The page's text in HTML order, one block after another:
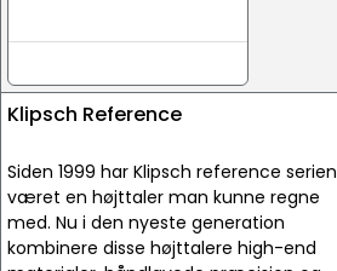
Klipsch Reference
Siden 1999 har Klipsch reference serien
været en højttaler man kunne regne
med. Nu i den nyeste generation
kombinere disse højttalere high-end